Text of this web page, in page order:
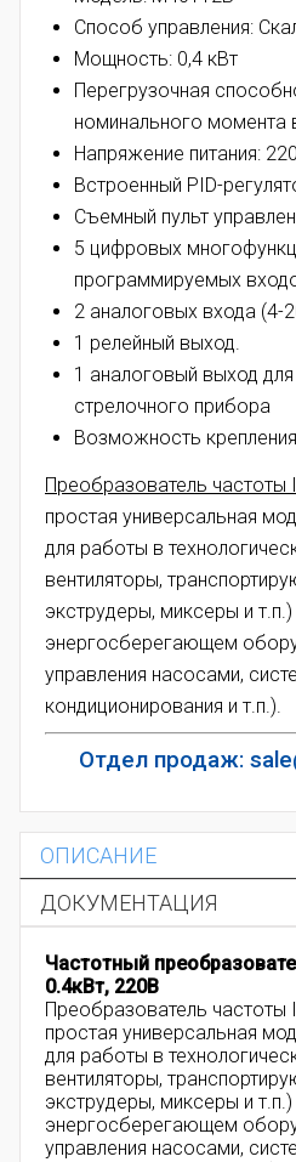
Способ управления:
Мощность: 0,4 кВт
Перегрузочная
номинального момента
Напряжение питания:
Встроенный PID-
Съемный пульт
5 цифровых
программируемых
2 аналоговых входа (4-
1 релейный выход.
1 аналоговый выход
стрелочного прибора
Возможность
Преобразователь частоты
простая универсальная
для работы в
вентиляторы,
экструдеры, миксеры и т.п.)
энергосберегающем
управления насосами,
кондиционирования и т.п.).
Отдел продаж:
ОПИСАНИЕ
ДОКУМЕНТАЦИЯ
Частотный
0.4кВт, 220В
Преобразователь частоты
простая универсальная
для работы в
вентиляторы,
экструдеры, миксеры и т.п.)
энергосберегающем
управления насосами,